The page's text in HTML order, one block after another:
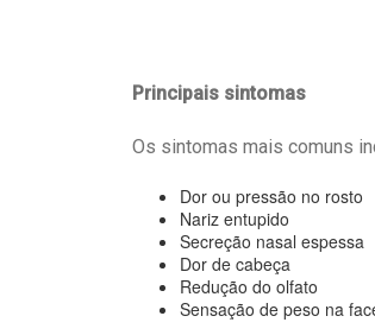
Principais sintomas
Os sintomas mais comuns
Dor ou pressão no rosto
Nariz entupido
Secreção nasal espessa
Dor de cabeça
Redução do olfato
Sensação de peso na